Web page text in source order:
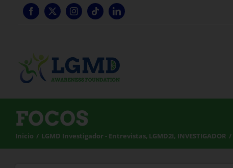
FOCOS
Inicio LGMD Investigador - Entrevistas LGMD2I INVESTIGADOR